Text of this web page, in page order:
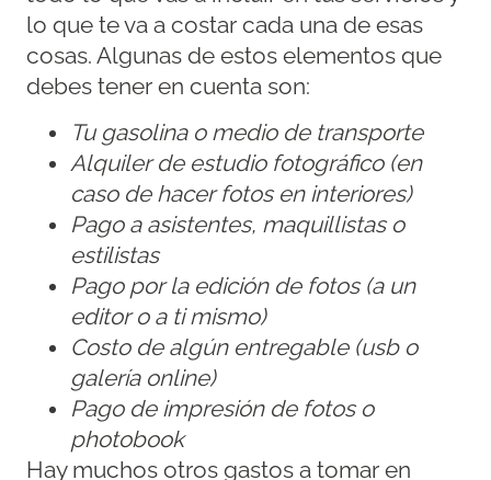
lo que te va a costar cada una de esas
cosas. Algunas de estos elementos que
debes tener en cuenta son:
Tu gasolina o medio de transporte
Alquiler de estudio fotográfico (en
caso de hacer fotos en interiores)
Pago a asistentes, maquillistas o
estilistas
Pago por la edición de fotos (a un
editor o a ti mismo)
Costo de algún entregable (usb o
galería online)
Pago de impresión de fotos o
photobook
Hay muchos otros gastos a tomar en